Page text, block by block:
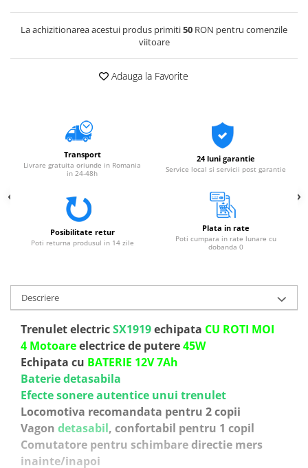
La achizitionarea acestui produs primiti50 RON pentru comenzile
viitoare
Adauga la Favorite
Transport
Livrare gratuita oriunde in Romania
in 24-48h
24 luni garantie
Service local si servicii post garantie
Posibilitate retur
Poti returna produsul in 14 zile
Plata in rate
Poti cumpara in rate lunare cu
dobanda 0
Descriere
Trenulet electricSX1919echipata CU ROTI MOI
4 Motoareelectrice de putere45W
Echipata cu BATERIE 12V 7Ah
Baterie detasabila
Efecte sonere autentice unui trenulet
Locomotiva recomandata pentru 2 copii
Vagon detasabil, confortabil pentru 1 copil
Comutatore pentru schimbaredirectie mers
inainte/inapoi